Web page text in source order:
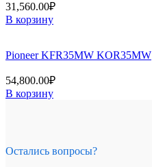
31,560.00₽
В корзину
Pioneer KFR35MW KOR35MW
54,800.00₽
В корзину
Остались вопросы?